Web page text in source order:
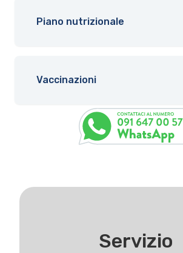
Piano nutrizionale
Vaccinazioni
Servizio